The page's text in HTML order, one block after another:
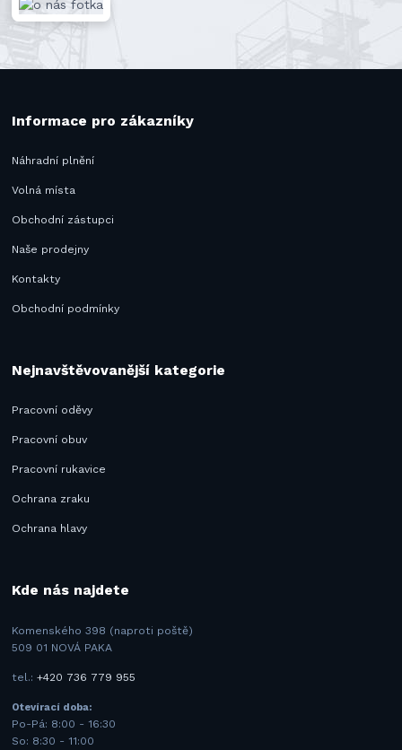
Informace pro zákazníky
Náhradní plnění
Volná místa
Obchodní zástupci
Naše prodejny
Kontakty
Obchodní podmínky
Nejnavštěvovanější kategorie
Pracovní oděvy
Pracovní obuv
Pracovní rukavice
Ochrana zraku
Ochrana hlavy
Kde nás najdete
Komenského 398 (naproti poště)
509 01 NOVÁ PAKA
tel.:+420 736 779 955
Otevírací doba:
Po-Pá: 8:00 - 16:30
So: 8:30 - 11:00